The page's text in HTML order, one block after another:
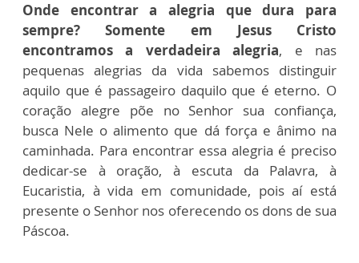
Onde encontrar a alegria que dura para
sempre?
Somente em Jesus Cristo
encontramos a verdadeira alegria, e nas
pequenas alegrias da vida sabemos distinguir
aquilo que é passageiro daquilo que é eterno. O
coração alegre põe no Senhor sua confiança,
busca Nele o alimento que dá força e ânimo na
caminhada. Para encontrar essa alegria é preciso
dedicar-se à oração, à escuta da Palavra, à
Eucaristia, à vida em comunidade, pois aí está
presente o Senhor nos oferecendo os dons de sua
Páscoa.